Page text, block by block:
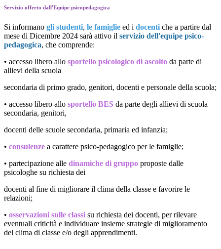
Servizio offerto dall'Equipe psicopedagogica
Si informano gli studenti, le famiglie ed i docenti che a partire dal
mese di Dicembre 2024 sarà attivo il servizio dell'equipe psico-
pedagogica, che comprende:
• accesso libero allo sportello psicologico di ascolto da parte di
allievi della scuola
secondaria di primo grado, genitori, docenti e personale della scuola;
• accesso libero allo sportello BES da parte degli allievi di scuola
secondaria, genitori,
docenti delle scuole secondaria, primaria ed infanzia;
• consulenze a carattere psico-pedagogico per le famiglie;
• partecipazione alle dinamiche di gruppo proposte dalle
psicologhe su richiesta dei
docenti al fine di migliorare il clima della classe e favorire le
relazioni;
• osservazioni sulle classi su richiesta dei docenti, per rilevare
eventuali criticità e individuare insieme strategie di miglioramento
del clima di classe e/o degli apprendimenti.